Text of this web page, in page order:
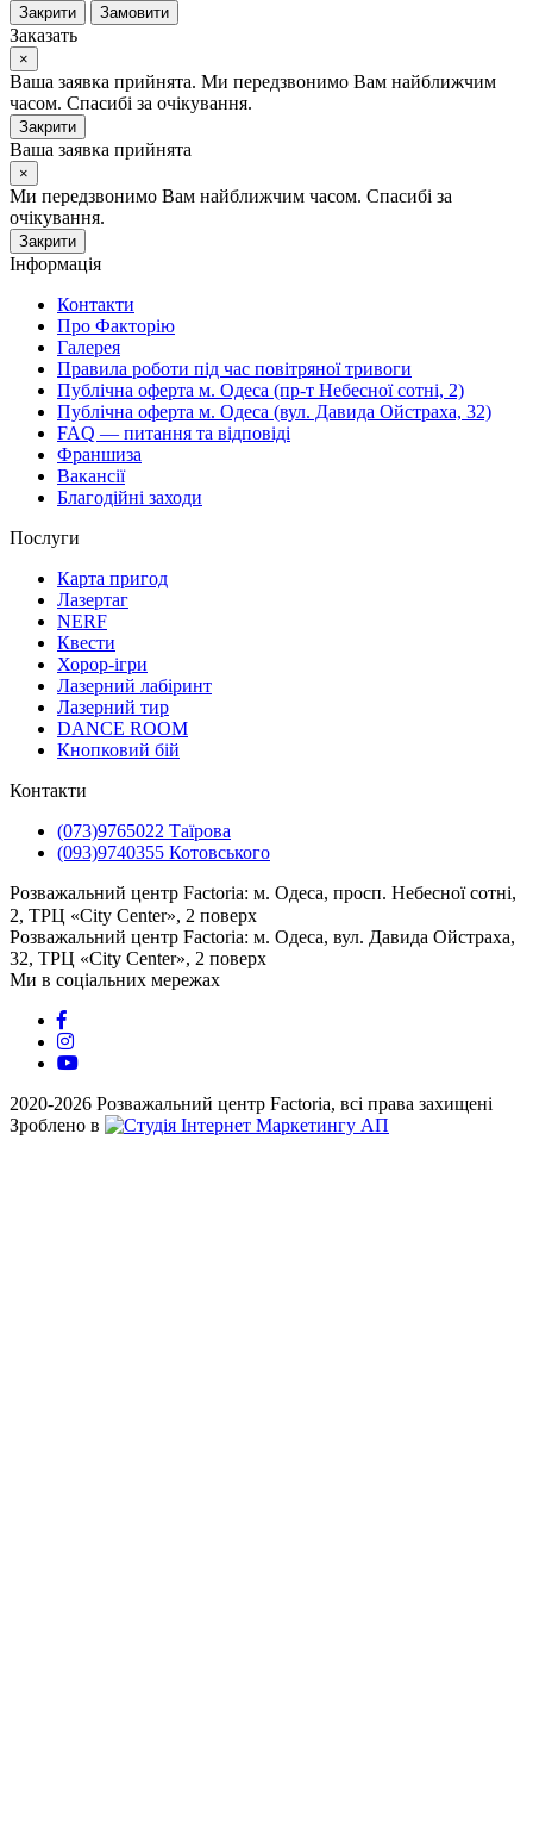
Закрити Замовити
Заказать
×
Ваша заявка прийнята. Ми передзвонимо Вам найближчим
часом. Спасибі за очікування.
Закрити
Ваша заявка прийнята
×
Ми передзвонимо Вам найближчим часом. Спасибі за
очікування.
Закрити
Інформація
Контакти
Про Факторію
Галерея
Правила роботи під час повітряної тривоги
Публічна оферта м. Одеса (пр-т Небесної сотні, 2)
Публічна оферта м. Одеса (вул. Давида Ойстраха, 32)
FAQ — питання та відповіді
Франшиза
Вакансії
Благодійні заходи
Послуги
Карта пригод
Лазертаг
NERF
Квести
Хорор-ігри
Лазерний лабіринт
Лазерний тир
DANCE ROOM
Кнопковий бій
Контакти
(073)9765022 Таїрова
(093)9740355 Котовського
Розважальний центр Factoria: м. Одеса, просп. Небесної сотні,
2, ТРЦ «City Center», 2 поверх
Розважальний центр Factoria: м. Одеса, вул. Давида Ойстраха,
32, ТРЦ «City Center», 2 поверх
Ми в соціальних мережах
2020-2026 Розважальний центр Factoria, всі права захищені
Зроблено в